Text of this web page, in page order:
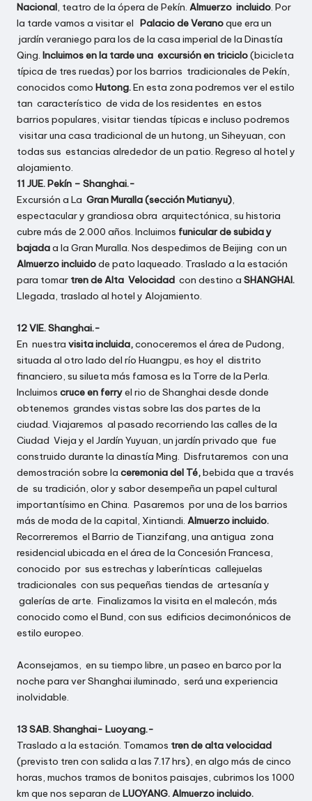
Nacional, teatro de la ópera de Pekín. Almuerzo incluido. Por
la tarde vamos a visitar el Palacio de Veranoque era un
jardín veraniego para los de la casa imperial de la Dinastía
Qing. Incluimos en la tarde una excursión en triciclo(bicicleta
típica de tres ruedas) por los barrios tradicionales de Pekín,
conocidos como Hutong.En esta zona podremos ver el estilo
tan característico de vida de los residentes en estos
barrios populares, visitar tiendas típicas e incluso podremos
visitar una casa tradicional de un hutong, un Siheyuan, con
todas sus estancias alrededor de un patio. Regreso al hotel y
alojamiento.
11 JUE. Pekín – Shanghai.-
Excursión a La Gran Muralla (sección Mutianyu),
espectacular y grandiosa obra arquitectónica, su historia
cubre más de 2.000 años. Incluimos funicular de subida y
bajadaa la Gran Muralla. Nos despedimos de Beijing con un
Almuerzo incluidode pato laqueado. Traslado a la estación
para tomar tren de Alta Velocidad con destino a SHANGHAI.
Llegada, traslado al hotel y Alojamiento.
12 VIE. Shanghai.-
En nuestra visita incluida,conoceremos el área de Pudong,
situada al otro lado del río Huangpu, es hoy el distrito
financiero, su silueta más famosa es la Torre de la Perla.
Incluimos cruce en ferryel rio de Shanghai desde donde
obtenemos grandes vistas sobre las dos partes de la
ciudad. Viajaremos al pasado recorriendo las calles de la
Ciudad Vieja y el Jardín Yuyuan, un jardín privado que fue
construido durante la dinastía Ming. Disfrutaremos con una
demostración sobre la ceremonia del Té,bebida que a través
de su tradición, olor y sabor desempeña un papel cultural
importantísimo en China. Pasaremos por una de los barrios
más de moda de la capital, Xintiandi. Almuerzo incluido.
Recorreremos el Barrio de Tianzifang, una antigua zona
residencial ubicada en el área de la Concesión Francesa,
conocido por sus estrechas y laberínticas callejuelas
tradicionales con sus pequeñas tiendas de artesanía y
galerías de arte. Finalizamos la visita en el malecón, más
conocido como el Bund, con sus edificios decimonónicos de
estilo europeo.
Aconsejamos, en su tiempo libre, un paseo en barco por la
noche para ver Shanghai iluminado, será una experiencia
inolvidable.
13 SAB. Shanghai- Luoyang.-
Traslado a la estación. Tomamos tren de alta velocidad
(previsto tren con salida a las 7.17 hrs), en algo más de cinco
horas, muchos tramos de bonitos paisajes, cubrimos los 1000
km que nos separan de LUOYANG. Almuerzo incluido.